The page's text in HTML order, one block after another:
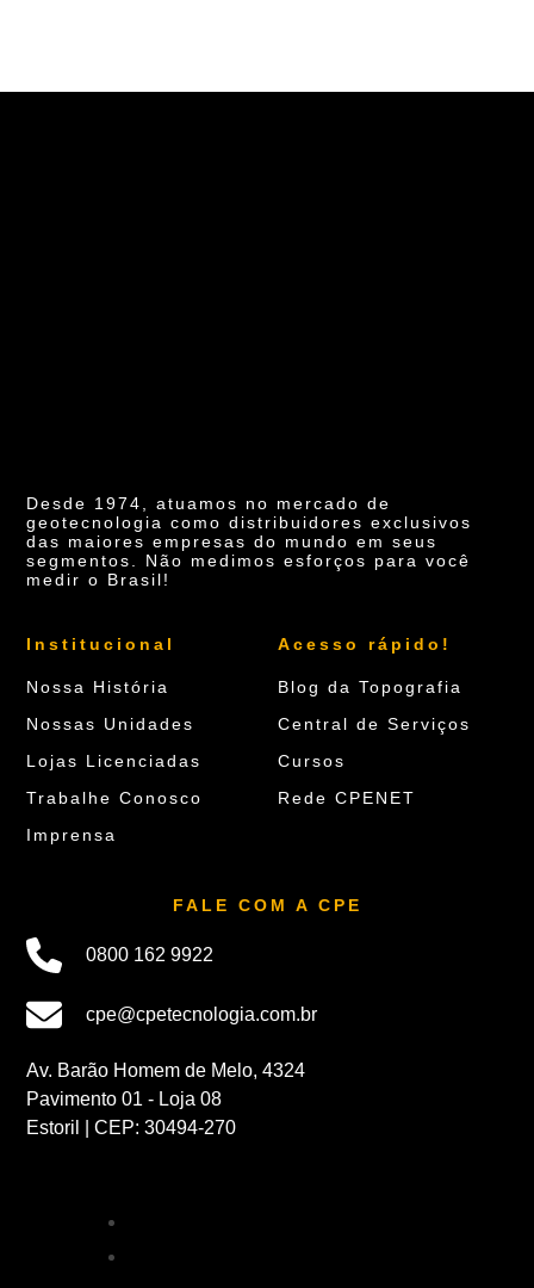
Desde 1974, atuamos no mercado de
geotecnologia como distribuidores exclusivos
das maiores empresas do mundo em seus
segmentos. Não medimos esforços para você
medir o Brasil!
Institucional
Nossa História
Nossas Unidades
Lojas Licenciadas
Trabalhe Conosco
Imprensa
Acesso rápido!
Blog da Topografia
Central de Serviços
Cursos
Rede CPENET
FALE COM A CPE
0800 162 9922
cpe@cpetecnologia.com.br
Av. Barão Homem de Melo, 4324
Pavimento 01 - Loja 08
Estoril | CEP: 30494-270